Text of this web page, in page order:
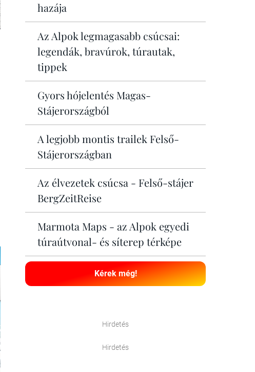
hazája
Az Alpok legmagasabb csúcsai:
legendák, bravúrok, túrautak,
tippek
Gyors hójelentés Magas-
Stájerországból
A legjobb montis trailek Felső-
Stájerországban
Az élvezetek csúcsa - Felső-stájer
BergZeitReise
Marmota Maps - az Alpok egyedi
túraútvonal- és síterep térképe
Kérek még!
Hirdetés
Hirdetés